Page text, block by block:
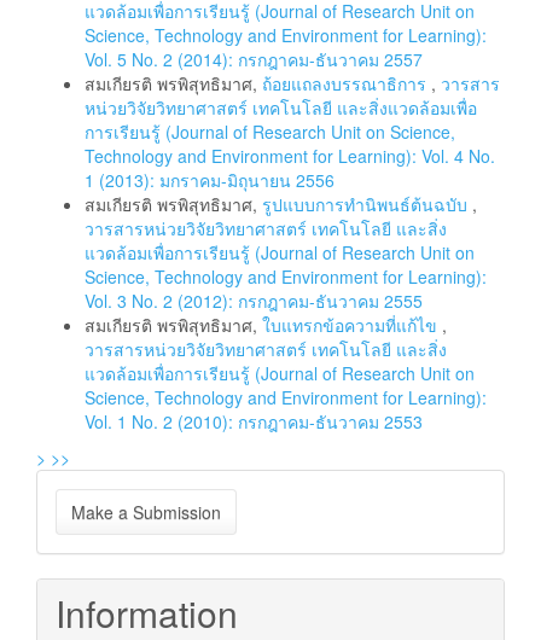
แวดล้อมเพื่อการเรียนรู้ (Journal of Research Unit on
Science, Technology and Environment for Learning):
Vol. 5 No. 2 (2014): กรกฎาคม-ธันวาคม 2557
สมเกียรติ พรพิสุทธิมาศ, ถ้อยแถลงบรรณาธิการ , วารสาร
หน่วยวิจัยวิทยาศาสตร์ เทคโนโลยี และสิ่งแวดล้อมเพื่อ
การเรียนรู้ (Journal of Research Unit on Science,
Technology and Environment for Learning): Vol. 4 No.
1 (2013): มกราคม-มิถุนายน 2556
สมเกียรติ พรพิสุทธิมาศ, รูปแบบการทำนิพนธ์ต้นฉบับ ,
วารสารหน่วยวิจัยวิทยาศาสตร์ เทคโนโลยี และสิ่ง
แวดล้อมเพื่อการเรียนรู้ (Journal of Research Unit on
Science, Technology and Environment for Learning):
Vol. 3 No. 2 (2012): กรกฎาคม-ธันวาคม 2555
สมเกียรติ พรพิสุทธิมาศ, ใบแทรกข้อความที่แก้ไข ,
วารสารหน่วยวิจัยวิทยาศาสตร์ เทคโนโลยี และสิ่ง
แวดล้อมเพื่อการเรียนรู้ (Journal of Research Unit on
Science, Technology and Environment for Learning):
Vol. 1 No. 2 (2010): กรกฎาคม-ธันวาคม 2553
> >>
Make
a
Submission
Make a Submission
Information